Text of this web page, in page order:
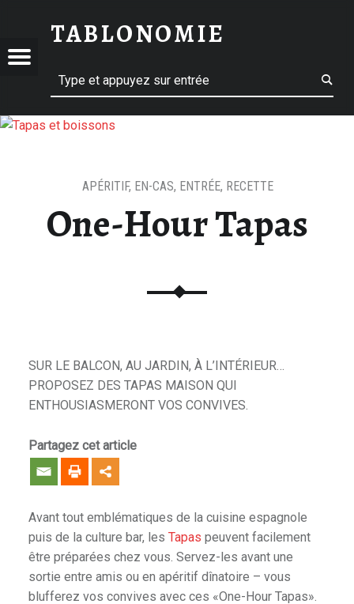
TABLONOMIE
Menu
navigation
One-Hour Tapas
APÉRITIF, EN-CAS, ENTRÉE, RECETTE
SUR LE BALCON, AU JARDIN, À L’INTÉRIEUR…
PROPOSEZ DES TAPAS MAISON QUI
ENTHOUSIASMERONT VOS CONVIVES.
Partagez cet article
Avant tout emblématiques de la cuisine espagnole
puis de la culture bar, les Tapas peuvent facilement
être préparées chez vous. Servez-les avant une
sortie entre amis ou en apéritif dînatoire – vous
blufferez vos convives avec ces «One-Hour Tapas».